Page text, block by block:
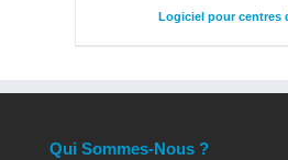
Logiciel pour centres
Qui Sommes-Nous ?